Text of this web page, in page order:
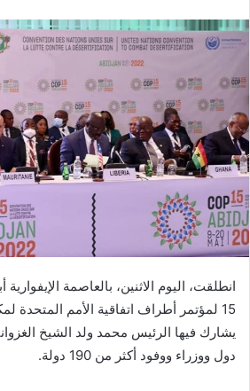
انطلقت، اليوم الاثنين، بالعاصمة الإيفوارية
15 لمؤتمر أطراف اتفاقية الأمم المتحدة
يشارك فيها الرئيس محمد ولد الشيخ
دول ووزراء ووفود أكثر من 190 دولة.